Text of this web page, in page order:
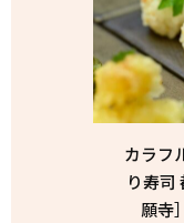
カラフ
り寿
願寺